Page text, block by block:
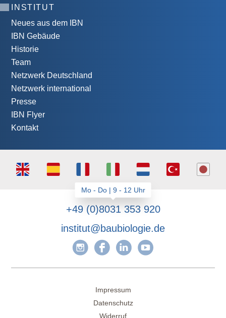
INSTITUT
Neues aus dem IBN
IBN Gebäude
Historie
Team
Netzwerk Deutschland
Netzwerk international
Presse
IBN Flyer
Kontakt
+49 (0)8031 353 920
institut@baubiologie.de
Impressum
Datenschutz
Widerruf